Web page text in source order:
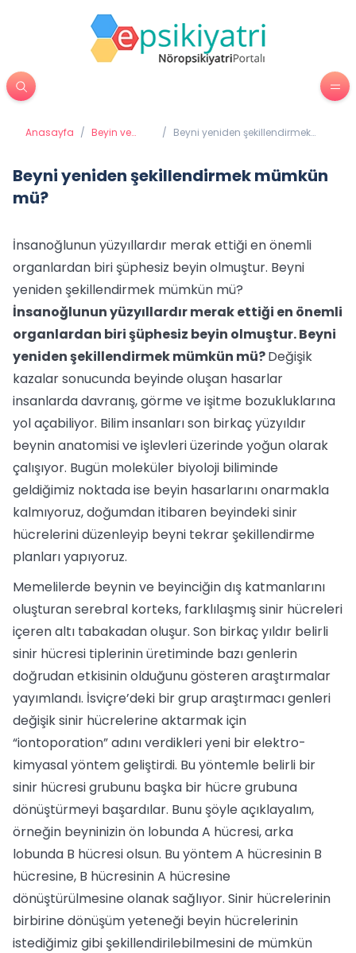
Anasayfa / Beyin ve
/ Beyni yeniden şekillendirmek
Beyni yeniden şekillendirmek mümkün
mü?
İnsanoğlunun yüzyıllardır merak ettiği en önemli
organlardan biri şüphesiz beyin olmuştur. Beyni
yeniden şekillendirmek mümkün mü?
İnsanoğlunun yüzyıllardır merak ettiği en önemli
organlardan biri şüphesiz beyin olmuştur. Beyni
yeniden şekillendirmek mümkün mü?Değişik
kazalar sonucunda beyinde oluşan hasarlar
insanlarda davranış, görme ve işitme bozukluklarına
yol açabiliyor. Bilim insanları son birkaç yüzyıldır
beynin anatomisi ve işlevleri üzerinde yoğun olarak
çalışıyor. Bugün moleküler biyoloji biliminde
geldiğimiz noktada ise beyin hasarlarını onarmakla
kalmıyoruz, doğumdan itibaren beyindeki sinir
hücrelerini düzenleyip beyni tekrar şekillendirme
planları yapıyoruz.
Memelilerde beynin ve beyinciğin dış katmanlarını
oluşturan serebral korteks, farklılaşmış sinir hücreleri
içeren altı tabakadan oluşur. Son birkaç yıldır belirli
sinir hücresi tiplerinin üretiminde bazı genlerin
doğrudan etkisinin olduğunu gösteren araştırmalar
yayımlandı. İsviçre’deki bir grup araştırmacı genleri
değişik sinir hücrelerine aktarmak için
“iontoporation” adını verdikleri yeni bir elektro-
kimyasal yöntem geliştirdi. Bu yöntemle belirli bir
sinir hücresi grubunu başka bir hücre grubuna
dönüştürmeyi başardılar. Bunu şöyle açıklayalım,
örneğin beyninizin ön lobunda A hücresi, arka
lobunda B hücresi olsun. Bu yöntem A hücresinin B
hücresine, B hücresinin A hücresine
dönüştürülmesine olanak sağlıyor. Sinir hücrelerinin
birbirine dönüşüm yeteneği beyin hücrelerinin
istediğimiz gibi şekillendirilebilmesini de mümkün